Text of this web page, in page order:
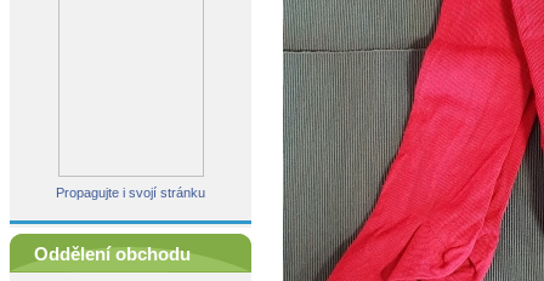
Propagujte i svojí stránku
Oddělení obchodu